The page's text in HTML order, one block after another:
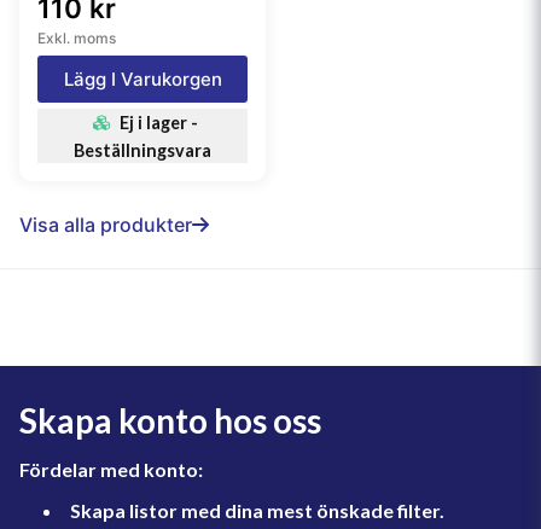
110 kr
Exkl. moms
Lägg I Varukorgen
Ej i lager -
Beställningsvara
Visa alla produkter
Skapa konto hos oss
Fördelar med konto:
Skapa listor med dina mest önskade filter.